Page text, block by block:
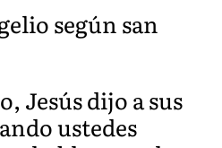
según san
Jesús dijo a sus
ustedes